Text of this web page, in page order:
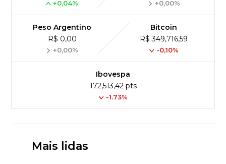
+0,04% +0,00%
Peso Argentino
R$ 0,00
+0,00%
Bitcoin
R$ 349,716,59
-0,10%
Ibovespa
172,513,42 pts
-1.73%
Mais lidas